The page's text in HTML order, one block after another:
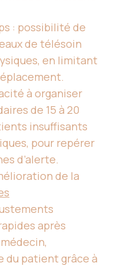
: possibilité de
de télésoin
en limitant
à organiser
de 15 à 20
insuffisants
pour repérer
d’alerte.
de la
après
patient grâce à